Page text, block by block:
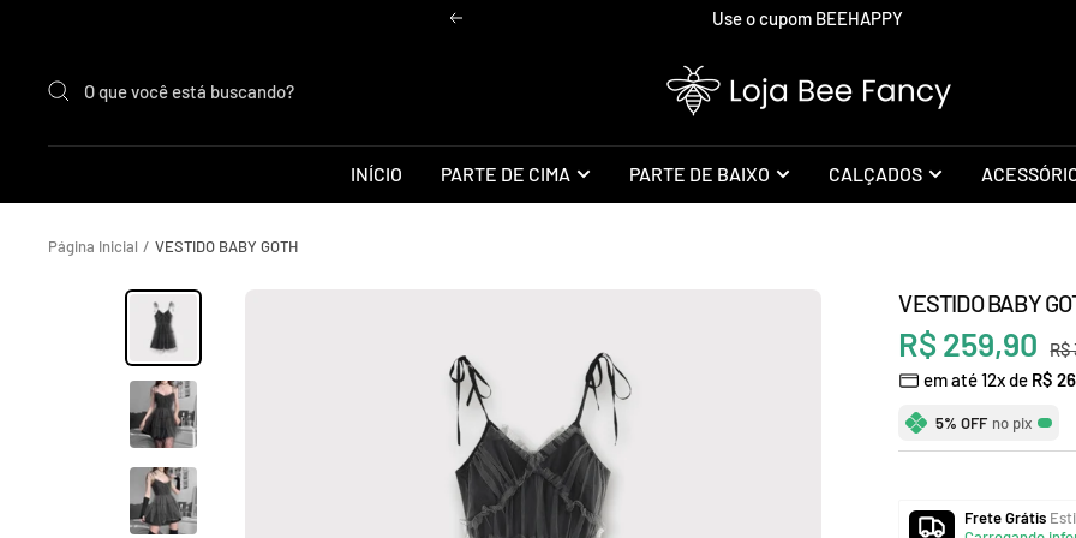
conteúdo
Anterior Use o cupom BEEHAPPY
Loja
Bee
INÍCIO PARTE DE CIMA PARTE DE BAIXO CALÇADOS
Página Inicial VESTIDO BABY GOTH
VESTIDO BABY
Preço
promocional
R$ 259,90 R$
em até 12x de R$
5% OFF no pix
Frete Grátis